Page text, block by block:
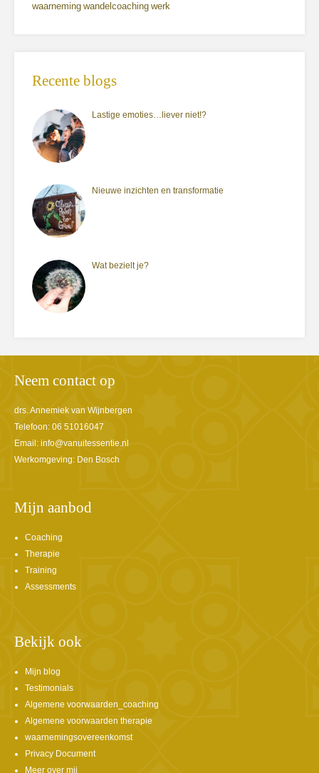
waarneming wandelcoaching werk
Recente blogs
Lastige emoties…liever niet!?
Nieuwe inzichten en transformatie
Wat bezielt je?
Neem contact op
drs. Annemiek van Wijnbergen
Telefoon: 06 51016047
Email: info@vanuitessentie.nl
Werkomgeving: Den Bosch
Mijn aanbod
Coaching
Therapie
Training
Assessments
Bekijk ook
Mijn blog
Testimonials
Algemene voorwaarden_coaching
Algemene voorwaarden therapie
waarnemingsovereenkomst
Privacy Document
Meer over mij